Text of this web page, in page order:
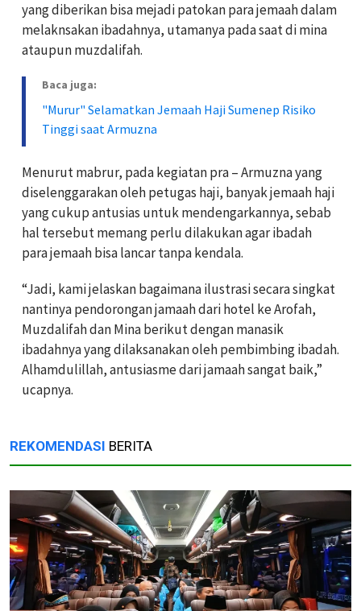
yang diberikan bisa mejadi patokan para jemaah dalam
melaknsakan ibadahnya, utamanya pada saat di mina
ataupun muzdalifah.
Baca juga:
"Murur" Selamatkan Jemaah Haji Sumenep Risiko
Tinggi saat Armuzna
Menurut mabrur, pada kegiatan pra – Armuzna yang
diselenggarakan oleh petugas haji, banyak jemaah haji
yang cukup antusias untuk mendengarkannya, sebab
hal tersebut memang perlu dilakukan agar ibadah
para jemaah bisa lancar tanpa kendala.
“Jadi, kami jelaskan bagaimana ilustrasi secara singkat
nantinya pendorongan jamaah dari hotel ke Arofah,
Muzdalifah dan Mina berikut dengan manasik
ibadahnya yang dilaksanakan oleh pembimbing ibadah.
Alhamdulillah, antusiasme dari jamaah sangat baik,”
ucapnya.
REKOMENDASI BERITA